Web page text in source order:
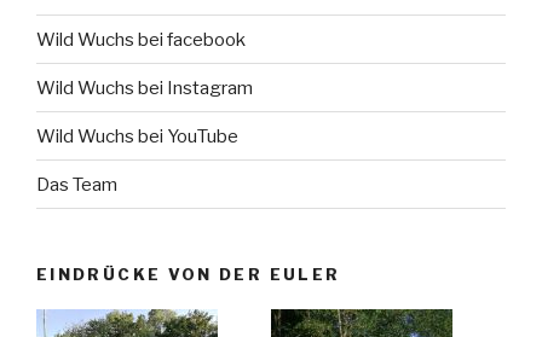
Wild Wuchs bei facebook
Wild Wuchs bei Instagram
Wild Wuchs bei YouTube
Das Team
EINDRÜCKE VON DER EULER